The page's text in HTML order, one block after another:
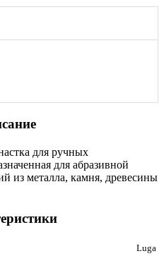
для ручных
для абразивной
из металла, камня, древесины
Luga